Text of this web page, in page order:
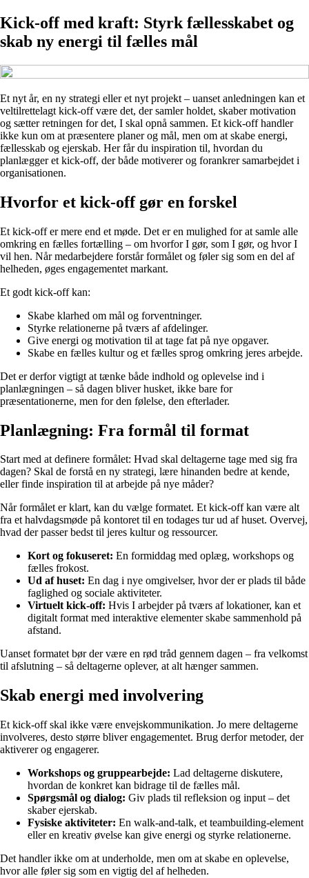
Kick-off med kraft: Styrk fællesskabet og
skab ny energi til fælles mål
Et nyt år, en ny strategi eller et nyt projekt – uanset anledningen kan et
veltilrettelagt kick-off være det, der samler holdet, skaber motivation
og sætter retningen for det, I skal opnå sammen. Et kick-off handler
ikke kun om at præsentere planer og mål, men om at skabe energi,
fællesskab og ejerskab. Her får du inspiration til, hvordan du
planlægger et kick-off, der både motiverer og forankrer samarbejdet i
organisationen.
Hvorfor et kick-off gør en forskel
Et kick-off er mere end et møde. Det er en mulighed for at samle alle
omkring en fælles fortælling – om hvorfor I gør, som I gør, og hvor I
vil hen. Når medarbejdere forstår formålet og føler sig som en del af
helheden, øges engagementet markant.
Et godt kick-off kan:
Skabe klarhed om mål og forventninger.
Styrke relationerne på tværs af afdelinger.
Give energi og motivation til at tage fat på nye opgaver.
Skabe en fælles kultur og et fælles sprog omkring jeres arbejde.
Det er derfor vigtigt at tænke både indhold og oplevelse ind i
planlægningen – så dagen bliver husket, ikke bare for
præsentationerne, men for den følelse, den efterlader.
Planlægning: Fra formål til format
Start med at definere formålet: Hvad skal deltagerne tage med sig fra
dagen? Skal de forstå en ny strategi, lære hinanden bedre at kende,
eller finde inspiration til at arbejde på nye måder?
Når formålet er klart, kan du vælge formatet. Et kick-off kan være alt
fra et halvdagsmøde på kontoret til en todages tur ud af huset. Overvej,
hvad der passer bedst til jeres kultur og ressourcer.
Kort og fokuseret: En formiddag med oplæg, workshops og
fælles frokost.
Ud af huset: En dag i nye omgivelser, hvor der er plads til både
faglighed og sociale aktiviteter.
Virtuelt kick-off: Hvis I arbejder på tværs af lokationer, kan et
digitalt format med interaktive elementer skabe sammenhold på
afstand.
Uanset formatet bør der være en rød tråd gennem dagen – fra velkomst
til afslutning – så deltagerne oplever, at alt hænger sammen.
Skab energi med involvering
Et kick-off skal ikke være envejskommunikation. Jo mere deltagerne
involveres, desto større bliver engagementet. Brug derfor metoder, der
aktiverer og engagerer.
Workshops og gruppearbejde: Lad deltagerne diskutere,
hvordan de konkret kan bidrage til de fælles mål.
Spørgsmål og dialog: Giv plads til refleksion og input – det
skaber ejerskab.
Fysiske aktiviteter: En walk-and-talk, et teambuilding-element
eller en kreativ øvelse kan give energi og styrke relationerne.
Det handler ikke om at underholde, men om at skabe en oplevelse,
hvor alle føler sig som en vigtig del af helheden.